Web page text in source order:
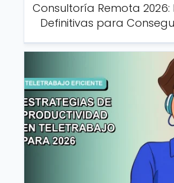
Consultoría Remota 2026:
Definitivas para